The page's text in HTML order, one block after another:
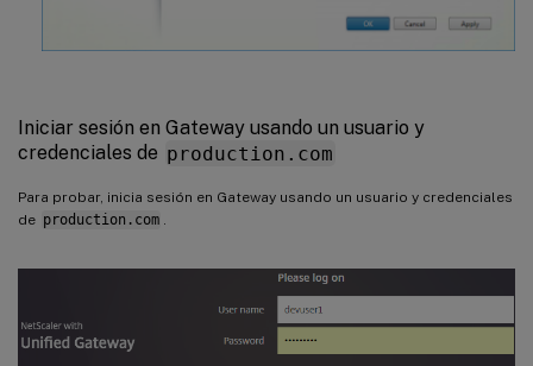
Iniciar sesión en Gateway usando un usuario y
credenciales de production.com
Para probar, inicia sesión en Gateway usando un usuario y credenciales
de production.com .